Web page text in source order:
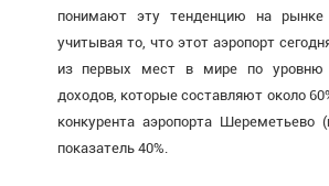
понимают эту тенденцию на рынке
учитывая то, что этот аэропорт
из первых мест в мире по уровню
доходов, которые составляют около
конкурента аэропорта Шереметьево
показатель 40%.